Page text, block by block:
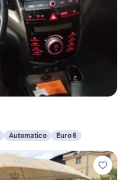
Automatico Euro 6